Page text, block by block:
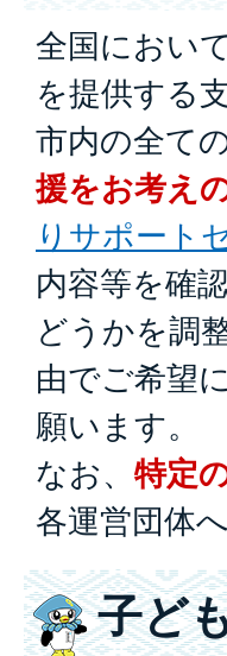
全国におい
を提供する
市内の全て
援をお考え
りサポート
内容等を確
どうかを調
由でご希望
願います。
なお、 特定
各運営団体
子ど